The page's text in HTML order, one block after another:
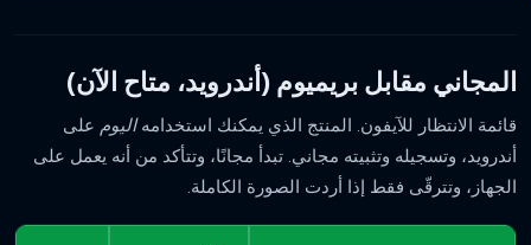
المجاني مقابل بريميوم (أندرويد، متاح الآن)
قائمة الانتظار للآيفون. المنتج الذي يمكنك استخدامهاليوم على
أندرويد، وتسجيله وتثبيته مجاني. تبدأ مجانًا، وتتأكد من أنه يعمل على
الجهاز، وتترقّى فقط إذا أردت الصورة الكاملة.